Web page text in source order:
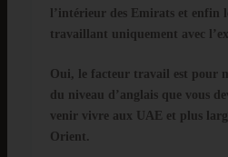
l’intérieur des Emirats et enfin
travaillant uniquement avec
Oui, le facteur travail est pour
du niveau d’anglais que vous
venir vivre aux UAE et plus
Orient.